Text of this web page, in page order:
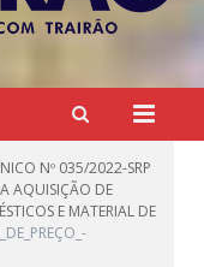
Nº 035/2022-SRP
AQUISIÇÃO DE
E MATERIAL DE